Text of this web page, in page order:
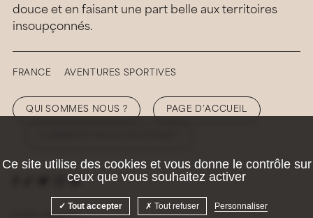
douce et en faisant une part belle aux territoires
insoupçonnés.
FRANCE AVENTURES SPORTIVES
QUI SOMMES NOUS ? PAGE D’ACCUEIL
© 2026 Hellolaroux
Ce site utilise des cookies et vous donne le contrôle sur
ceux que vous souhaitez activer
Tout accepter Tout refuser Personnaliser